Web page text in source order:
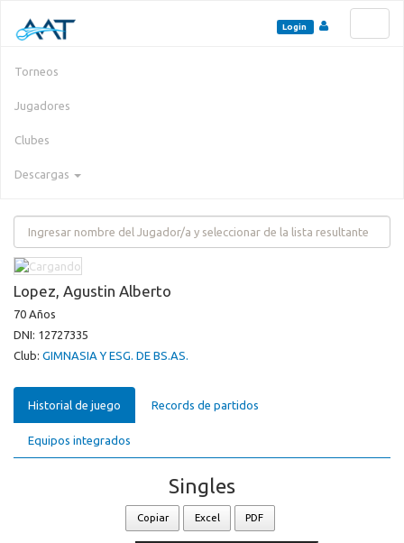
Torneos
Jugadores
Clubes
Descargas
Login
Lopez, Agustin Alberto
70 Años
DNI: 12727335
Club: GIMNASIA Y ESG. DE BS.AS.
Historial de juego Records de partidos
Equipos integrados
Singles
Copiar Excel PDF